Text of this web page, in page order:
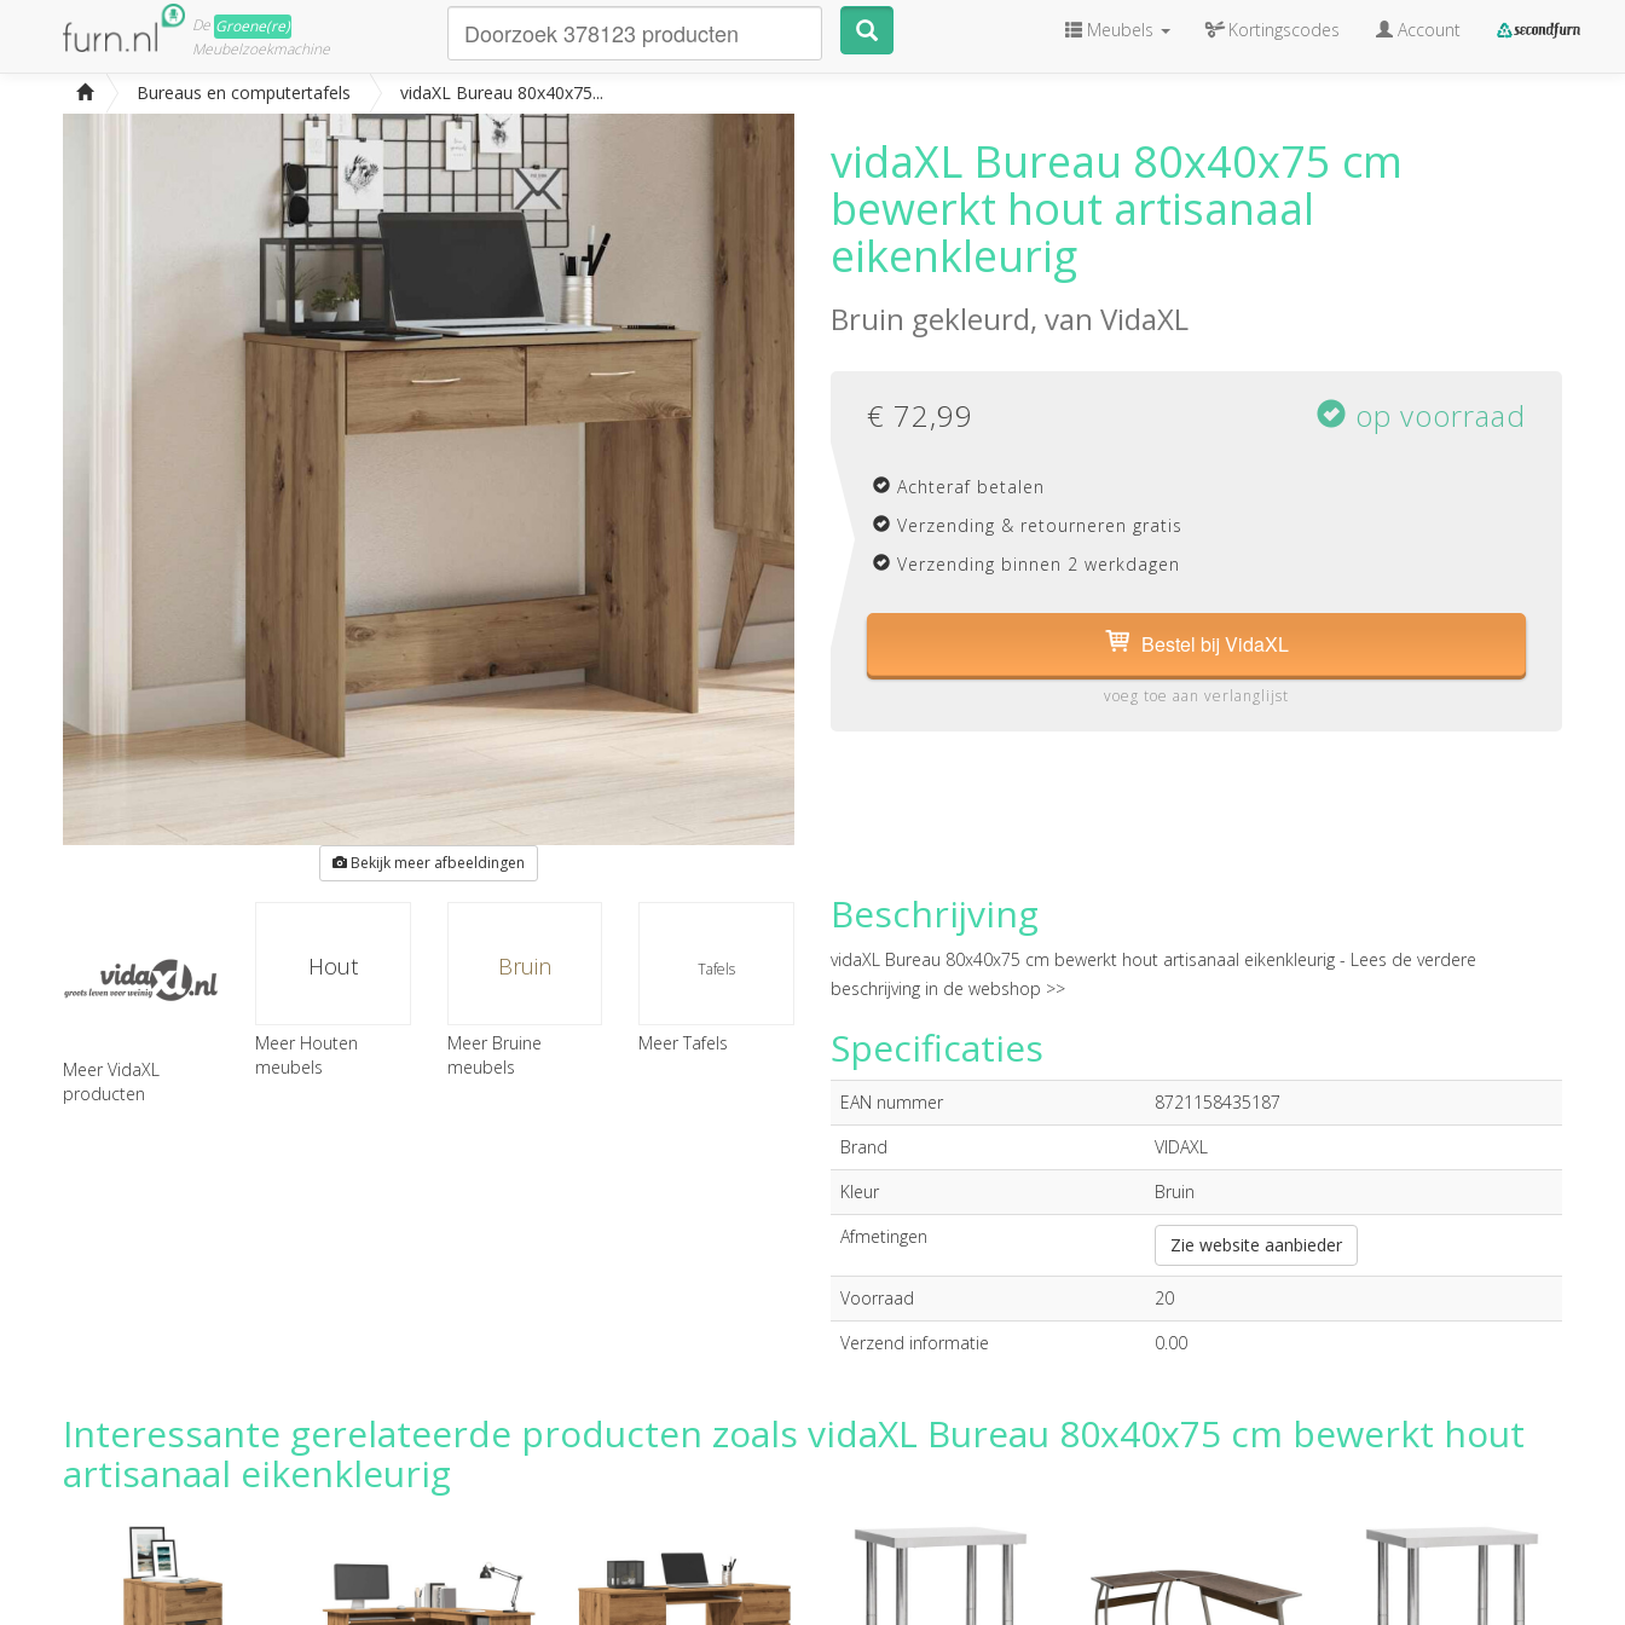
De Groene(re)
Meubelzoekmachine
Meubels Kortingscodes Account
Bureaus en computertafels vidaXL Bureau 80x40x75...
Bekijk meer afbeeldingen
vidaXL Bureau 80x40x75 cm
bewerkt hout artisanaal
eikenkleurig
Bruin gekleurd, van VidaXL
€ 72,99 op voorraad
Achteraf betalen
Verzending & retourneren gratis
Verzending binnen 2 werkdagen
Bestel bij VidaXL
voeg toe aan verlanglijst
Meer VidaXL
producten
Hout
Meer Houten
meubels
Bruin
Meer Bruine
meubels
Tafels
Meer Tafels
Beschrijving
vidaXL Bureau 80x40x75 cm bewerkt hout artisanaal eikenkleurig - Lees de verdere
beschrijving in de webshop >>
Specificaties
EAN nummer
8721158435187
Brand
VIDAXL
Kleur
Bruin
Afmetingen
Zie website aanbieder
Voorraad
20
Verzend informatie
0.00
Interessante gerelateerde producten zoals vidaXL Bureau 80x40x75 cm bewerkt hout
artisanaal eikenkleurig